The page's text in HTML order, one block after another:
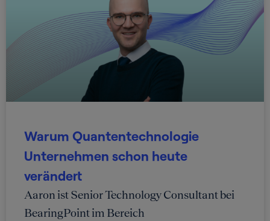
Warum Quantentechnologie
Unternehmen schon heute
verändert
Aaron ist Senior Technology Consultant bei
BearingPoint im Bereich